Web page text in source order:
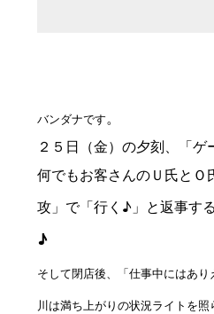
バンダナです。
２５日（金）の夕刻、「ゲ
何でもお客さんのＵ氏と
攻」で「行く♪」と返事す
♪
そして閉店後、「仕事中にはあ
川は満ち上がりの状況ライトを